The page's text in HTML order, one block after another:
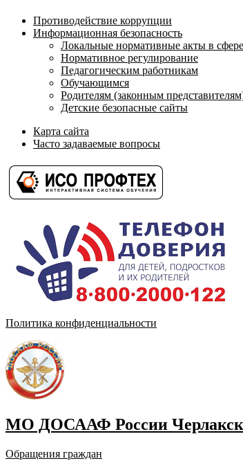
Противодействие коррупции
Информационная безопасность
Локальные нормативные акты в
Нормативное регулирование
Педагогическим работникам
Обучающимся
Родителям (законным
Детские безопасные сайты
Карта сайта
Часто задаваемые вопросы
Политика конфиденциальности
МО ДОСААФ России
Обращения граждан